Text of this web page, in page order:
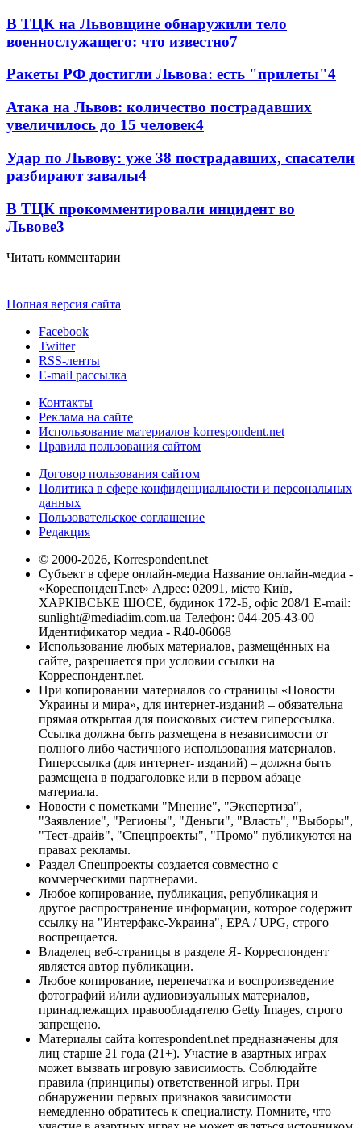
В ТЦК на Львовщине обнаружили тело
военнослужащего: что известно7
Ракеты РФ достигли Львова: есть "прилеты"4
Атака на Львов: количество пострадавших
увеличилось до 15 человек4
Удар по Львову: уже 38 пострадавших, спасатели
разбирают завалы4
В ТЦК прокомментировали инцидент во
Львове3
Читать комментарии
Полная версия сайта
Facebook
Twitter
RSS-ленты
E-mail рассылка
Контакты
Реклама на сайте
Использование материалов korrespondent.net
Правила пользования сайтом
Договор пользования сайтом
Политика в сфере конфиденциальности и персональных
данных
Пользовательское соглашение
Редакция
© 2000-2026, Korrespondent.net
Субъект в сфере онлайн-медиа Название онлайн-медиа -
«КореспонденТ.net» Адрес: 02091, місто Київ,
ХАРКІВСЬКЕ ШОСЕ, будинок 172-Б, офіс 208/1 E-mail:
sunlight@mediadim.com.ua Телефон: 044-205-43-00
Идентификатор медиа - R40-06068
Использование любых материалов, размещённых на
сайте, разрешается при условии ссылки на
Корреспондент.net.
При копировании материалов со страницы «Новости
Украины и мира», для интернет-изданий – обязательна
прямая открытая для поисковых систем гиперссылка.
Ссылка должна быть размещена в независимости от
полного либо частичного использования материалов.
Гиперссылка (для интернет- изданий) – должна быть
размещена в подзаголовке или в первом абзаце
материала.
Новости с пометками "Мнение", "Экспертиза",
"Заявление", "Регионы", "Деньги", "Власть", "Выборы",
"Тест-драйв", "Спецпроекты", "Промо" публикуются на
правах рекламы.
Раздел Спецпроекты создается совместно с
коммерческими партнерами.
Любое копирование, публикация, републикация и
другое распространение информации, которое содержит
ссылку на "Интерфакс-Украина", EPA / UPG, строго
воспрещается.
Владелец веб-страницы в разделе Я- Корреспондент
является автор публикации.
Любое копирование, перепечатка и воспроизведение
фотографий и/или аудиовизуальных материалов,
принадлежащих правообладателю Getty Images, строго
запрещено.
Материалы сайта korrespondent.net предназначены для
лиц старше 21 года (21+). Участие в азартных играх
может вызвать игровую зависимость. Соблюдайте
правила (принципы) ответственной игры. При
обнаружении первых признаков зависимости
немедленно обратитесь к специалисту. Помните, что